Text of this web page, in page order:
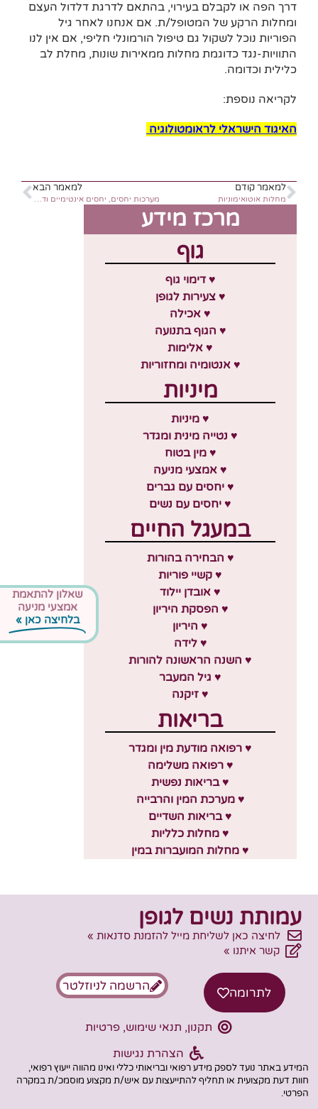
דרך הפה או לקבלם בעירוי, בהתאם לדרגת דלדול העצם
ומחלות הרקע של המטופל/ת. אם אנחנו לאחר גיל
הפוריות נוכל לשקול גם טיפול הורמונלי חליפי, אם אין לנו
התוויות-נגד כדוגמת מחלות ממאירות שונות, מחלת לב
כלילית וכדומה.
לקריאה נוספת:
האיגוד הישראלי לראומטולוגיה
למאמר קודם
מחלות אוטואימוניות
למאמר הבא
מערכות יחסים, יחסים אינטימיים ודלקת מפרקים- חוברת להורדה
מרכז מידע
גוף
♥ דימוי גוף
♥ צעירות לגופן
♥ אכילה
♥ הגוף בתנועה
♥ אלימות
♥ אנטומיה ומחזוריות
מיניות
♥ מיניות
♥ נטייה מינית ומגדר
♥ מין בטוח
♥ אמצעי מניעה
♥ יחסים עם גברים
♥ יחסים עם נשים
במעגל החיים
♥ הבחירה בהורות
♥ קשיי פוריות
♥ אובדן יילוד
♥ הפסקת היריון
♥ היריון
♥ לידה
♥ השנה הראשונה להורות
♥ גיל המעבר
♥ זיקנה
בריאות
♥ רפואה מודעת מין ומגדר
♥ רפואה משלימה
♥ בריאות נפשית
♥ מערכת המין והרבייה
♥ בריאות השדיים
♥ מחלות כלליות
♥ מחלות המועברות במין
עמותת נשים לגופן
לחיצה כאן לשליחת מייל להזמנת סדנאות »
קשר איתנו »
לתרומה הרשמה לניוזלטר
תקנון, תנאי שימוש, פרטיות
הצהרת נגישות
המידע באתר נועד לספק מידע רפואי ובריאותי כללי ואינו מהווה ייעוץ רפואי,
חוות דעת מקצועית או תחליף להתייעצות עם איש/ת מקצוע מוסמכ/ת במקרה
הפרטי.
שאלון להתאמת
אמצעי מניעה
בלחיצה כאן »